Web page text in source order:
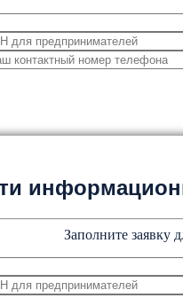
Заполните заявку